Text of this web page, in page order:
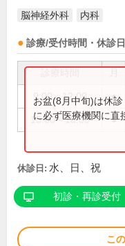
脳神経外科 内科
診療/受付時間・休診日
9:00～12:00 ●
15:00～18:00 ●
お盆(8月中旬)は休
に必ず医療機関に直
休診日: 水、日、祝
初診・再診受付
こ